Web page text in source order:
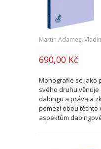
Martin Adamec,
690,00 Kč
Monografie se jako
svého druhu
dabingu a práva a
pomezí obou těchto
aspektům